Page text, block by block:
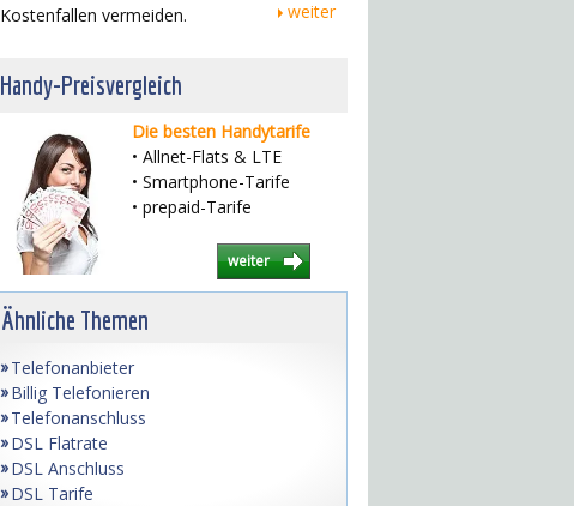
Kostenfallen vermeiden.
weiter
Handy-Preisvergleich
Die besten Handytarife
• Allnet-Flats & LTE
• Smartphone-Tarife
• prepaid-Tarife
weiter
Ähnliche Themen
Telefonanbieter
Billig Telefonieren
Telefonanschluss
DSL Flatrate
DSL Anschluss
DSL Tarife